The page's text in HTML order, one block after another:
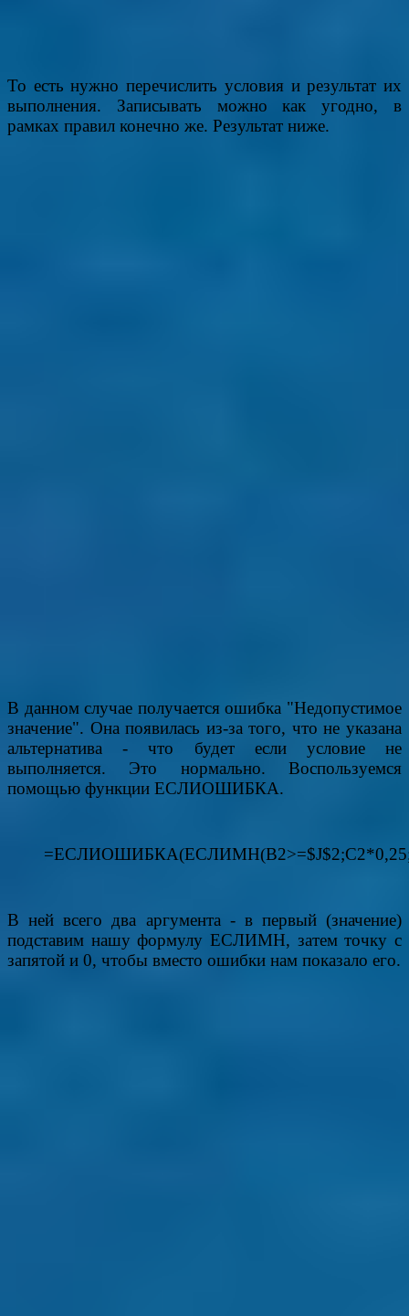
То есть нужно перечислить условия и результат их
выполнения. Записывать можно как угодно, в
рамках правил конечно же. Результат ниже.
В данном случае получается ошибка "Недопустимое
значение". Она появилась из-за того, что не указана
альтернатива - что будет если условие не
выполняется. Это нормально. Воспользуемся
помощью функции ЕСЛИОШИБКА.
В ней всего два аргумента - в первый (значение)
подставим нашу формулу ЕСЛИМН, затем точку с
запятой и 0, чтобы вместо ошибки нам показало его.